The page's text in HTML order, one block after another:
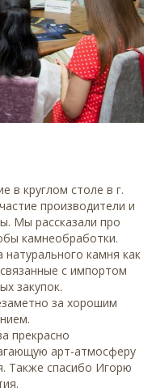
в круглом столе в г.
производители и
Мы рассказали про
камнеобработки.
камня как
с импортом
закупок.
за хорошим
прекрасно
арт-атмосферу
Также спасибо Игорю